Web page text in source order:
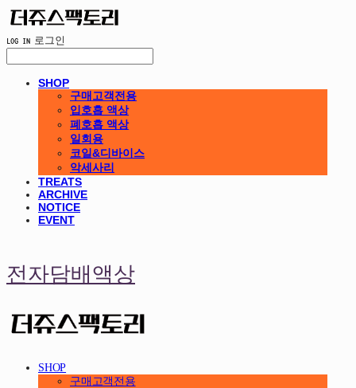
LOG IN 로그인
SHOP
구매고객전용
입호흡 액상
폐호흡 액상
일회용
코일&디바이스
악세사리
TREATS
ARCHIVE
NOTICE
EVENT
전자담배액상
SHOP
구매고객전용